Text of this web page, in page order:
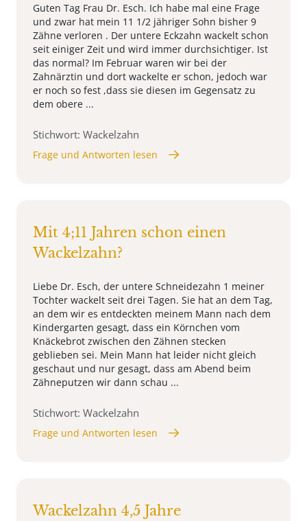
Guten Tag Frau Dr. Esch. Ich habe mal eine Frage
und zwar hat mein 11 1/2 jähriger Sohn bisher 9
Zähne verloren . Der untere Eckzahn wackelt schon
seit einiger Zeit und wird immer durchsichtiger. Ist
das normal? Im Februar waren wir bei der
Zahnärztin und dort wackelte er schon, jedoch war
er noch so fest ,dass sie diesen im Gegensatz zu
dem obere ...
Stichwort: Wackelzahn
Frage und Antworten lesen
Mit 4;11 Jahren schon einen
Wackelzahn?
Liebe Dr. Esch, der untere Schneidezahn 1 meiner
Tochter wackelt seit drei Tagen. Sie hat an dem Tag,
an dem wir es entdeckten meinem Mann nach dem
Kindergarten gesagt, dass ein Körnchen vom
Knäckebrot zwischen den Zähnen stecken
geblieben sei. Mein Mann hat leider nicht gleich
geschaut und nur gesagt, dass am Abend beim
Zähneputzen wir dann schau ...
Stichwort: Wackelzahn
Frage und Antworten lesen
Wackelzahn 4,5 Jahre